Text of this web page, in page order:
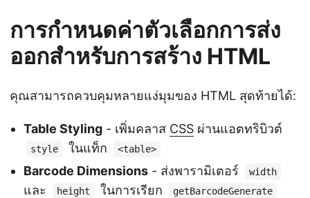
การกำหนดค่าตัวเลือกการส่ง
ออกสำหรับการสร้าง HTML
คุณสามารถควบคุมหลายแง่มุมของ HTML สุดท้ายได้:
Table Styling - เพิ่มคลาส CSS ผ่านแอตทริบิวต์
style ในแท็ก <table>
Barcode Dimensions - ส่งพารามิเตอร์ width
และ height ในการเรียก getBarcodeGenerate